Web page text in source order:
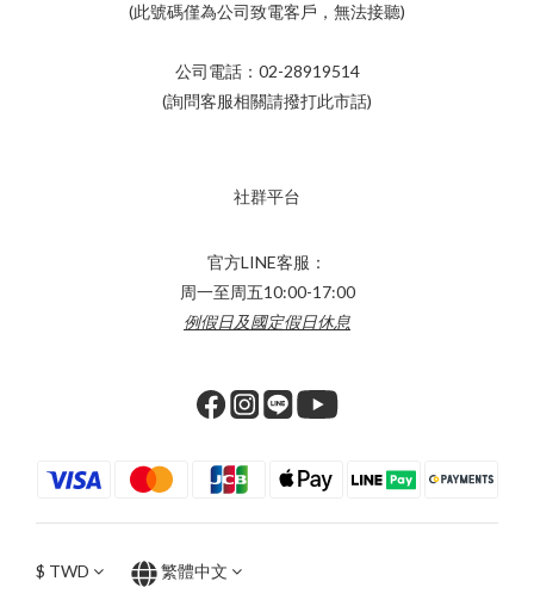
(此號碼僅為公司致電客戶，無法接聽)
公司電話：02-28919514
(詢問客服相關請撥打此市話)
社群平台
官方LINE客服：
周一至周五10:00-17:00
例假日及國定假日休息
$ TWD 繁體中文